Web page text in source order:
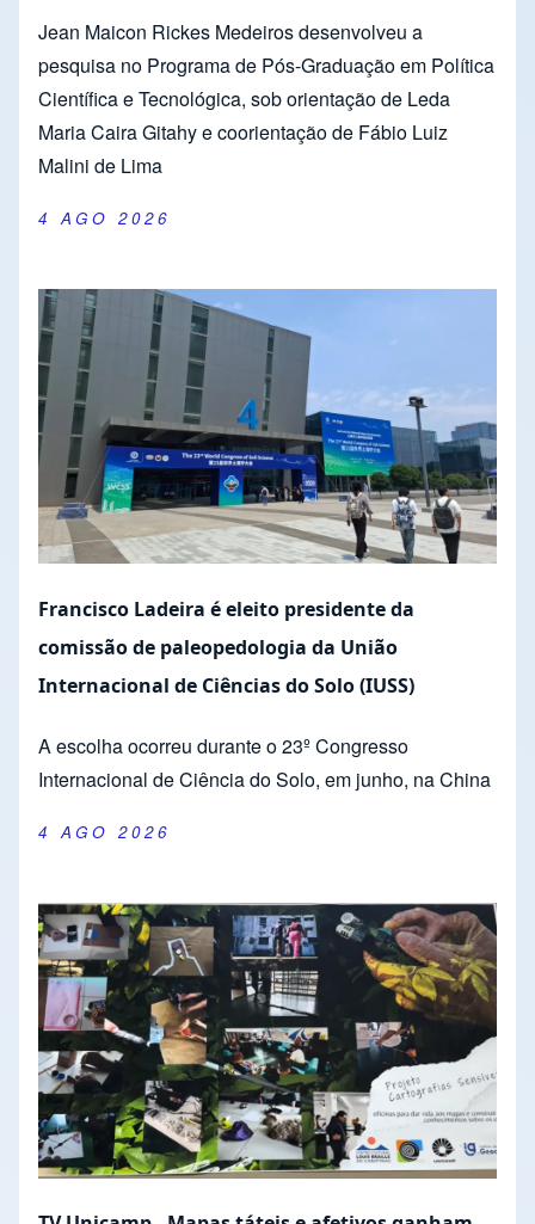
Jean Maicon Rickes Medeiros desenvolveu a
pesquisa no Programa de Pós-Graduação em Política
Científica e Tecnológica, sob orientação de Leda
Maria Caira Gitahy e coorientação de Fábio Luiz
Malini de Lima
4 AGO 2026
Francisco Ladeira é eleito presidente da
comissão de paleopedologia da União
Internacional de Ciências do Solo (IUSS)
A escolha ocorreu durante o 23º Congresso
Internacional de Ciência do Solo, em junho, na China
4 AGO 2026